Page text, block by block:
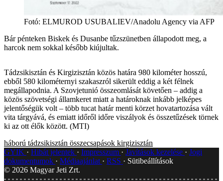
Fotó: ELMUROD USUBALIEV/Anadolu Agency via AFP
Bár pénteken Biskek és Dusanbe tűzszünetben állapodott meg, a
harcok nem sokkal később kiújultak.
Tádzsikisztán és Kirgizisztán közös határa 980 kilométer hosszú,
ebből 580 kilométernyi szakaszról sikerült eddig a két félnek
megállapodnia. A Szovjetunió összeomlását követően – addig a
közös szövetségi államkeret miatt a határoknak inkább jelképes
jelentőségük volt – több tucat határ menti körzet hovatartozása vált
vita tárgyává, és emiatt időről időre viszályok és összetűzések törnek
ki az ott élők között. (MTI)
háború tádzsikisztán összecsapások kirgizisztán
GYIK
Hibát jelentek Impresszum Javítások kezelése
Jogi
dokumentumok
Médiaajánlat RSS
Sütibeállítások
© 2026 Magyar Jeti Zrt.